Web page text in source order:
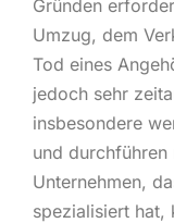
Gründen
Umzug, dem
Tod eines
jedoch sehr
insbesondere
und durchführen
Unternehmen,
spezialisiert hat,